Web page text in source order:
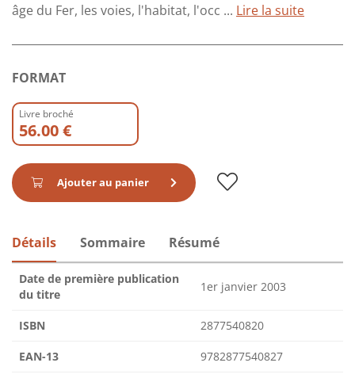
âge du Fer, les voies, l'habitat, l'occ ... Lire la suite
FORMAT
Livre broché
56.00 €
Ajouter au panier
Détails Sommaire Résumé
Date de première publication
du titre
1er janvier 2003
ISBN 2877540820
EAN-13 9782877540827